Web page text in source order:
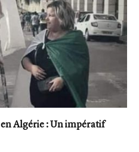
Algérie : Un impératif